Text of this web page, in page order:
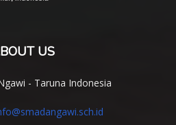
US
- Taruna Indonesia